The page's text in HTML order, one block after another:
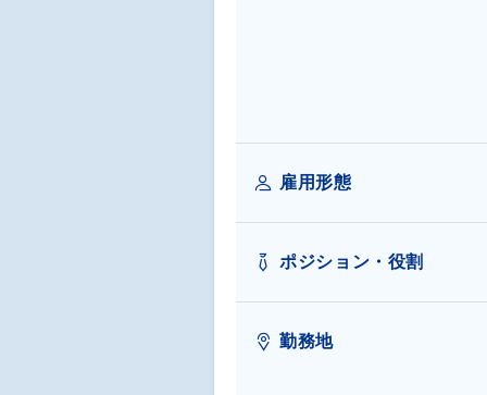
雇用形態
ポジション・役割
勤務地